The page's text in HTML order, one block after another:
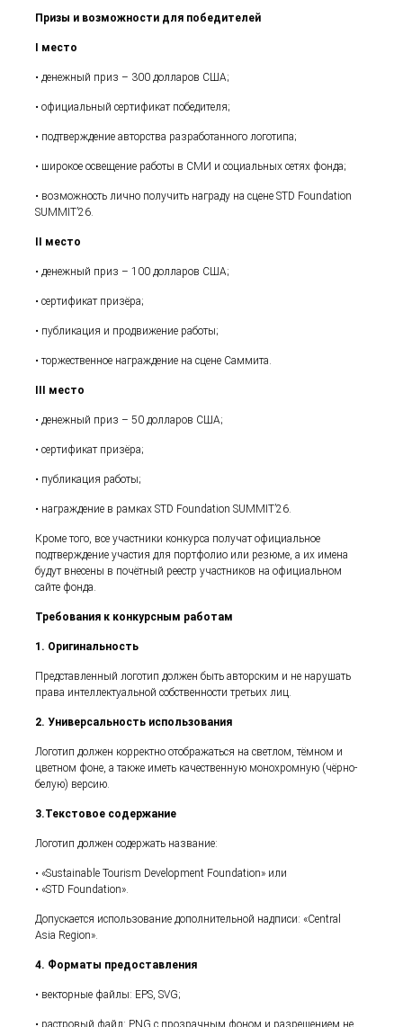
Призы и возможности для победителей
I место
• денежный приз – 300 долларов США;
• официальный сертификат победителя;
• подтверждение авторства разработанного логотипа;
• широкое освещение работы в СМИ и социальных сетях фонда;
• возможность лично получить награду на сцене STD Foundation
SUMMIT’26.
II место
• денежный приз – 100 долларов США;
• сертификат призёра;
• публикация и продвижение работы;
• торжественное награждение на сцене Саммита.
III место
• денежный приз – 50 долларов США;
• сертификат призёра;
• публикация работы;
• награждение в рамках STD Foundation SUMMIT’26.
Кроме того, все участники конкурса получат официальное
подтверждение участия для портфолио или резюме, а их имена
будут внесены в почётный реестр участников на официальном
сайте фонда.
Требования к конкурсным работам
1. Оригинальность
Представленный логотип должен быть авторским и не нарушать
права интеллектуальной собственности третьих лиц.
2. Универсальность использования
Логотип должен корректно отображаться на светлом, тёмном и
цветном фоне, а также иметь качественную монохромную (чёрно-
белую) версию.
3.Текстовое содержание
Логотип должен содержать название:
• «Sustainable Tourism Development Foundation» или
• «STD Foundation».
Допускается использование дополнительной надписи: «Central
Asia Region».
4. Форматы предоставления
• векторные файлы: EPS, SVG;
• растровый файл: PNG с прозрачным фоном и разрешением не